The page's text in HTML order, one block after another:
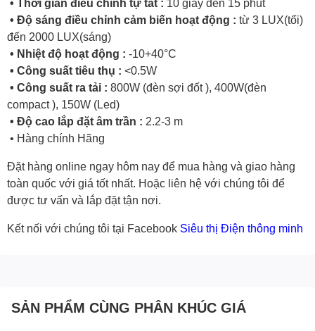
• Độ sáng điều chỉnh cảm biến hoạt động : từ 3 LUX(tối)
đến 2000 LUX(sáng)
• Nhiệt độ hoạt động : -10+40°C
• Công suất tiêu thụ : <0.5W
• Công suất ra tải : 800W (đèn sợi đốt ), 400W(đèn
compact ), 150W (Led)
• Độ cao lắp đặt âm trần : 2.2-3 m
• Hàng chính Hãng
Đặt hàng online ngay hôm nay để mua hàng và giao hàng
toàn quốc với giá tốt nhất. Hoặc liên hệ với chúng tôi để
được tư vấn và lắp đặt tận nơi.
Kết nối với chúng tôi tại Facebook Siêu thị Điện thông minh
SẢN PHẨM CÙNG PHÂN KHÚC GIÁ